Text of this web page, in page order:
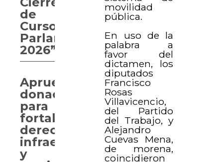
movilidad
pública.
En uso de la
palabra a
favor del
dictamen, los
diputados
Francisco
Rosas
Villavicencio,
del Partido
del Trabajo, y
Alejandro
Cuevas Mena,
de morena,
coincidieron
de
Curso
Parlamentario
2026”
Aprueban
donaciones
para
fortalecer
derechos,
infraestructura
y